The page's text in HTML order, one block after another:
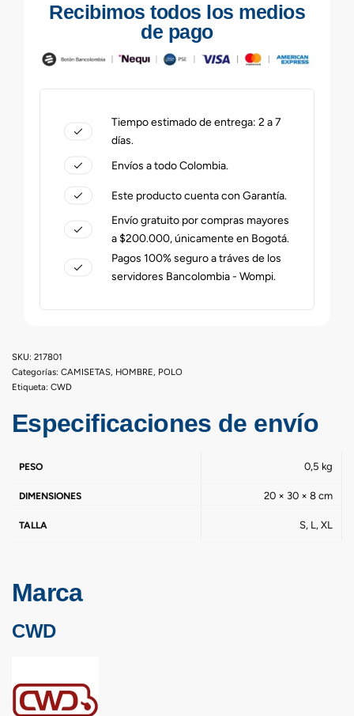
Recibimos todos los medios
de pago
Tiempo estimado de entrega: 2 a 7
días.
Envíos a todo Colombia.
Este producto cuenta con Garantía.
Envío gratuito por compras mayores
a $200.000, únicamente en Bogotá.
Pagos 100% seguro a tráves de los
servidores Bancolombia - Wompi.
217801
Categorías: CAMISETAS, HOMBRE, POLO
Etiqueta: CWD
Especificaciones de envío
PESO 0,5 kg
DIMENSIONES 20 × 30 × 8 cm
TALLA S, L, XL
Marca
CWD